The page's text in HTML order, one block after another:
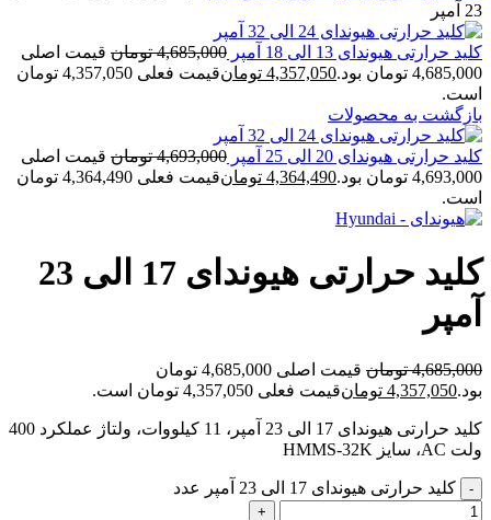
23 آمپر
کلید حرارتی هیوندای 13 الی 18 آمپر 4,685,000 تومان قیمت اصلی
4,685,000 تومان بود.
4,357,050 تومان
قیمت فعلی 4,357,050 تومان
است.
بازگشت به محصولات
کلید حرارتی هیوندای 20 الی 25 آمپر 4,693,000 تومان قیمت اصلی
4,693,000 تومان بود.
4,364,490 تومان
قیمت فعلی 4,364,490 تومان
است.
کلید حرارتی هیوندای 17 الی 23
آمپر
4,685,000 تومان
قیمت اصلی 4,685,000 تومان
بود.4,357,050 تومانقیمت فعلی 4,357,050 تومان است.
کلید حرارتی هیوندای 17 الی 23 آمپر، 11 کیلووات، ولتاژ عملکرد 400
ولت AC، سایز HMMS-32K
کلید حرارتی هیوندای 17 الی 23 آمپر عدد